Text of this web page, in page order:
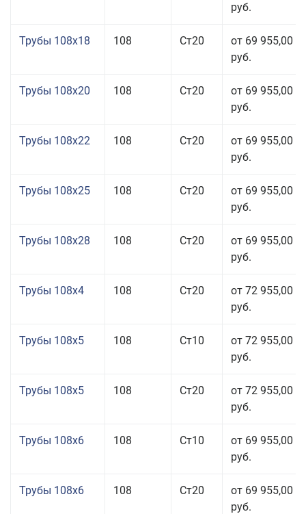
руб.
Трубы 108x18 108 Ст20
от 69 955,00
руб.
Трубы 108x20 108 Ст20
от 69 955,00
руб.
Трубы 108x22 108 Ст20
от 69 955,00
руб.
Трубы 108x25 108 Ст20
от 69 955,00
руб.
Трубы 108x28 108 Ст20
от 69 955,00
руб.
Трубы 108x4 108 Ст20
от 72 955,00
руб.
Трубы 108x5 108 Ст10
от 72 955,00
руб.
Трубы 108x5 108 Ст20
от 72 955,00
руб.
Трубы 108x6 108 Ст10
от 69 955,00
руб.
Трубы 108x6 108 Ст20
от 69 955,00
руб.